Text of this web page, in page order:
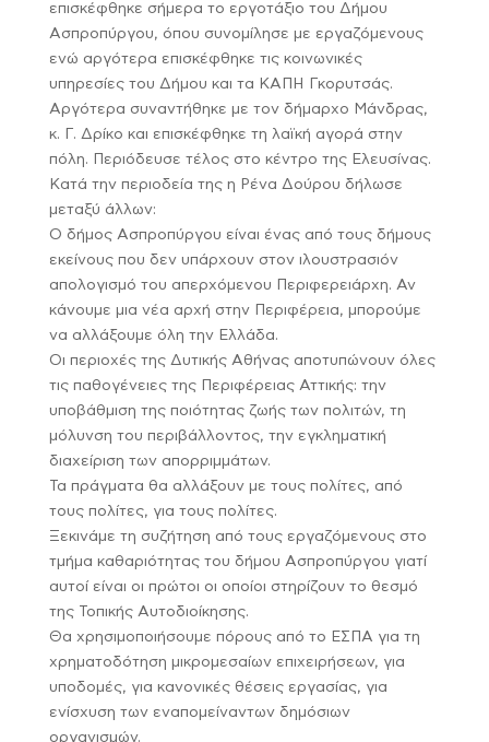
επισκέφθηκε σήμερα το εργοτάξιο του Δήμου
Ασπροπύργου, όπου συνομίλησε με εργαζόμενους
ενώ αργότερα επισκέφθηκε τις κοινωνικές
υπηρεσίες του Δήμου και τα ΚΑΠΗ Γκορυτσάς.
Αργότερα συναντήθηκε με τον δήμαρχο Μάνδρας,
κ. Γ. Δρίκο και επισκέφθηκε τη λαϊκή αγορά στην
πόλη. Περιόδευσε τέλος στο κέντρο της Ελευσίνας.
Κατά την περιοδεία της η Ρένα Δούρου δήλωσε
μεταξύ άλλων:
Ο δήμος Ασπροπύργου είναι ένας από τους δήμους
εκείνους που δεν υπάρχουν στον ιλουστρασιόν
απολογισμό του απερχόμενου Περιφερειάρχη. Αν
κάνουμε μια νέα αρχή στην Περιφέρεια, μπορούμε
να αλλάξουμε όλη την Ελλάδα.
Οι περιοχές της Δυτικής Αθήνας αποτυπώνουν όλες
τις παθογένειες της Περιφέρειας Αττικής: την
υποβάθμιση της ποιότητας ζωής των πολιτών, τη
μόλυνση του περιβάλλοντος, την εγκληματική
διαχείριση των απορριμμάτων.
Τα πράγματα θα αλλάξουν με τους πολίτες, από
τους πολίτες, για τους πολίτες.
Ξεκινάμε τη συζήτηση από τους εργαζόμενους στο
τμήμα καθαριότητας του δήμου Ασπροπύργου γιατί
αυτοί είναι οι πρώτοι οι οποίοι στηρίζουν το θεσμό
της Τοπικής Αυτοδιοίκησης.
Θα χρησιμοποιήσουμε πόρους από το ΕΣΠΑ για τη
χρηματοδότηση μικρομεσαίων επιχειρήσεων, για
υποδομές, για κανονικές θέσεις εργασίας, για
ενίσχυση των εναπομείναντων δημόσιων
οργανισμών.